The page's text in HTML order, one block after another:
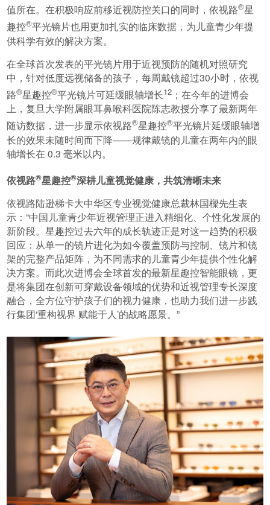
值所在。在积极响应前移近视防控关口的同时，依视路®星
趣控®平光镜片也用更加扎实的临床数据，为儿童青少年提
供科学有效的解决方案。
在全球首次发表的平光镜片用于近视预防的随机对照研究
中，针对低度远视储备的孩子，每周戴镜超过30小时，依视
路®星趣控®平光镜片可延缓眼轴增长12 ；在今年的进博会
上，复旦大学附属眼耳鼻喉科医院陈志教授分享了最新两年
随访数据，进一步显示依视路®星趣控®平光镜片延缓眼轴增
长的效果未随时间而下降——规律戴镜的儿童在两年内的眼
轴增长在 0.3 毫米以内。
依视路®星趣控®深耕儿童视觉健康，共筑清晰未来
依视路陆逊梯卡大中华区专业视觉健康总裁林国樑先生表
示：“中国儿童青少年近视管理正进入精细化、个性化发展的
新阶段。星趣控过去六年的成长轨迹正是对这一趋势的积极
回应：从单一的镜片进化为如今覆盖预防与控制、镜片和镜
架的完整产品矩阵，为不同需求的儿童青少年提供个性化解
决方案。而此次进博会全球首发的最新星趣控智能眼镜，更
是将集团在创新可穿戴设备领域的优势和近视管理专长深度
融合，全方位守护孩子们的视力健康，也助力我们进一步践
行集团‘重构视界 赋能于人’的战略愿景。”